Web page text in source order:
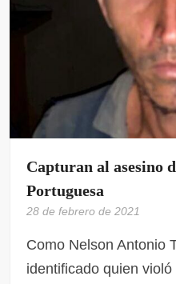
Capturan al asesino
Portuguesa
28 de febrero de 2021
Como Nelson Antonio
identificado quien